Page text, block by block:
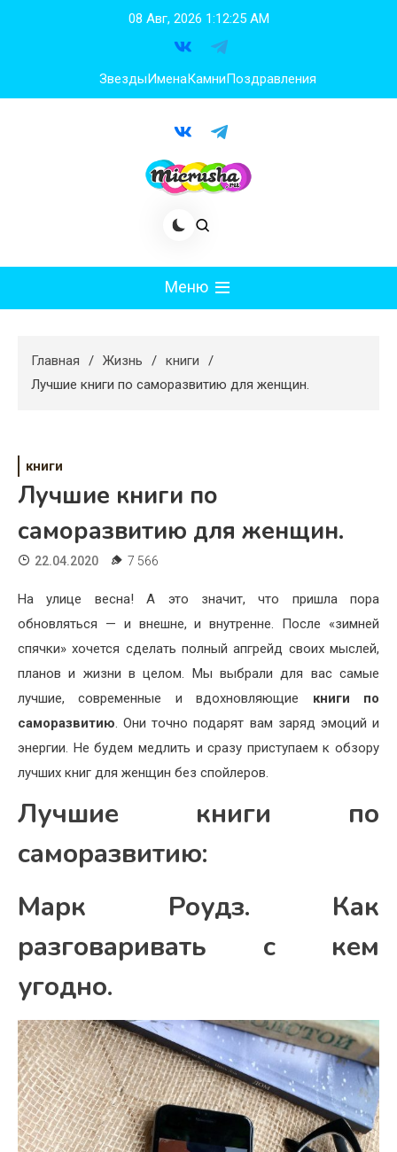
08 Авг, 2026 1:12:26 AM
ЗвездыИменаКамниПоздравления
Меню
Худеем
Жизнь
Хобби
Красота
Недвижимость
Главная Жизнь
книги
Лучшие книги по саморазвитию для женщин.
книги
Лучшие книги по
саморазвитию для женщин.
22.04.2020 7 566
На улице весна! А это значит, что пришла пора
обновляться — и внешне, и внутренне. После «зимней
спячки» хочется сделать полный апгрейд своих мыслей,
планов и жизни в целом. Мы выбрали для вас самые
лучшие, современные и вдохновляющие книги по
саморазвитию. Они точно подарят вам заряд эмоций и
энергии. Не будем медлить и сразу приступаем к обзору
лучших книг для женщин без спойлеров.
Лучшие книги по
саморазвитию:
Марк Роудз. Как
разговаривать с кем
угодно.